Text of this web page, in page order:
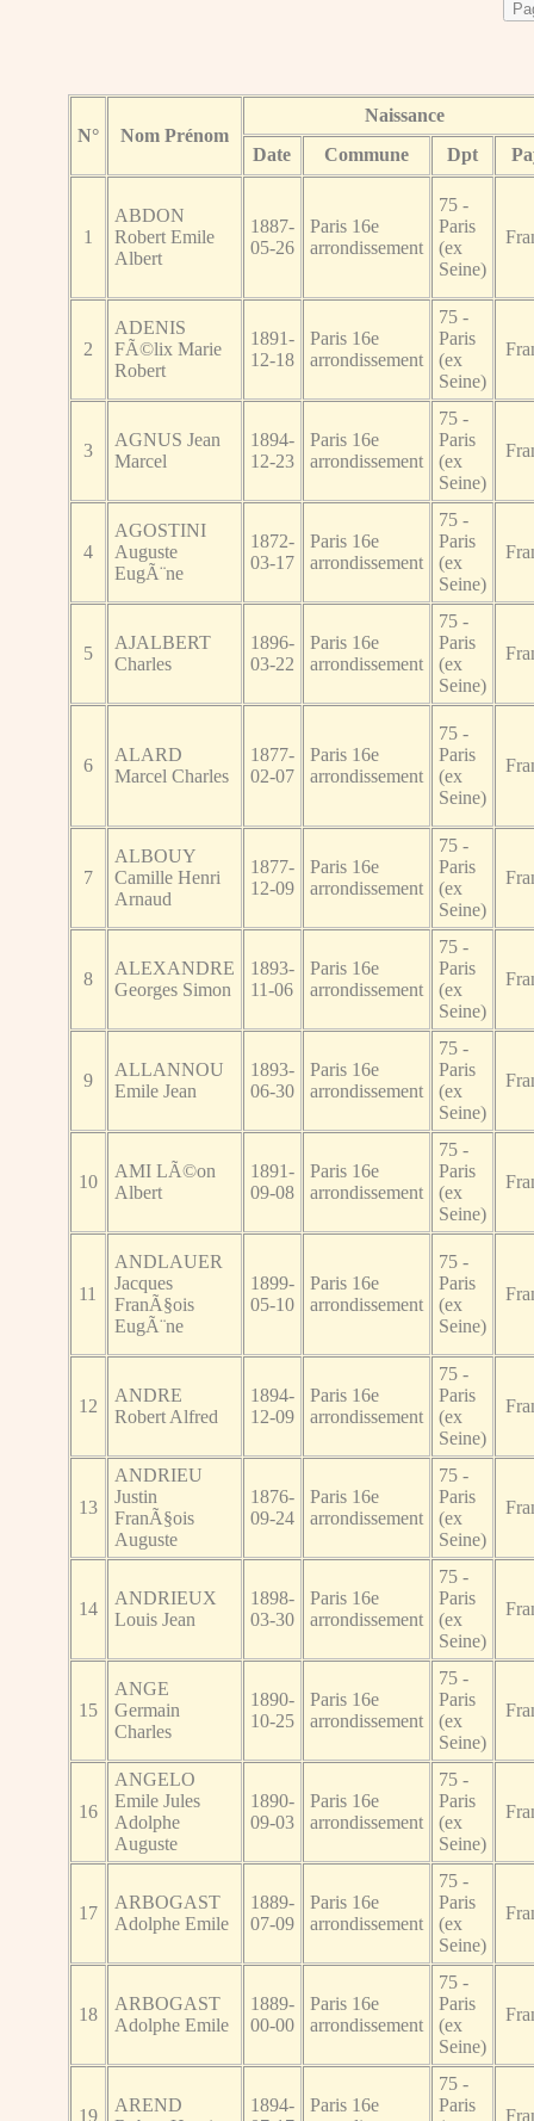
N° Nom Prénom
Naissance
Date
Commune Dpt
1
ABDON
Robert Emile
Albert
1887-
05-26
Paris 16e
arrondissement
75 -
Paris
(ex
Seine)
2
ADENIS
FÃ©lix Marie
Robert
1891-
12-18
Paris 16e
arrondissement
75 -
Paris
(ex
Seine)
3
AGNUS Jean
Marcel
1894-
12-23
Paris 16e
arrondissement
75 -
Paris
(ex
Seine)
4
AGOSTINI
Auguste
EugÃ¨ne
1872-
03-17
Paris 16e
arrondissement
75 -
Paris
(ex
Seine)
5
AJALBERT
Charles
1896-
03-22
Paris 16e
arrondissement
75 -
Paris
(ex
Seine)
6
ALARD
Marcel Charles
1877-
02-07
Paris 16e
arrondissement
75 -
Paris
(ex
Seine)
7
ALBOUY
Camille Henri
Arnaud
1877-
12-09
Paris 16e
arrondissement
75 -
Paris
(ex
Seine)
8
ALEXANDRE
Georges Simon
1893-
11-06
Paris 16e
arrondissement
75 -
Paris
(ex
Seine)
9
ALLANNOU
Emile Jean
1893-
06-30
Paris 16e
arrondissement
75 -
Paris
(ex
Seine)
10
AMI LÃ©on
Albert
1891-
09-08
Paris 16e
arrondissement
75 -
Paris
(ex
Seine)
11
ANDLAUER
Jacques
FranÃ§ois
EugÃ¨ne
1899-
05-10
Paris 16e
arrondissement
75 -
Paris
(ex
Seine)
12
ANDRE
Robert Alfred
1894-
12-09
Paris 16e
arrondissement
75 -
Paris
(ex
Seine)
13
ANDRIEU
Justin
FranÃ§ois
Auguste
1876-
09-24
Paris 16e
arrondissement
75 -
Paris
(ex
Seine)
14
ANDRIEUX
Louis Jean
1898-
03-30
Paris 16e
arrondissement
75 -
Paris
(ex
Seine)
15
ANGE
Germain
Charles
1890-
10-25
Paris 16e
arrondissement
75 -
Paris
(ex
Seine)
16
ANGELO
Emile Jules
Adolphe
Auguste
1890-
09-03
Paris 16e
arrondissement
75 -
Paris
(ex
Seine)
17
ARBOGAST
Adolphe Emile
1889-
07-09
Paris 16e
arrondissement
75 -
Paris
(ex
Seine)
18
ARBOGAST
Adolphe Emile
1889-
00-00
Paris 16e
arrondissement
75 -
Paris
(ex
Seine)
19
AREND
1894-
Paris 16e
75 -
Paris